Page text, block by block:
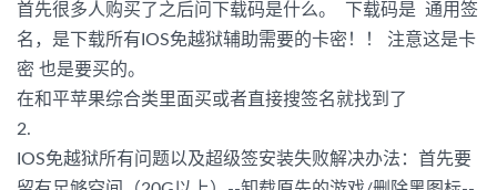
首先很多人购买了之后问下载码是什么。 下载码是 通用签
名，是下载所有IOS免越狱辅助需要的卡密！！ 注意这是卡
密 也是要买的。
在和平苹果综合类里面买或者直接搜签名就找到了
2.
IOS免越狱所有问题以及超级签安装失败解决办法：首先要